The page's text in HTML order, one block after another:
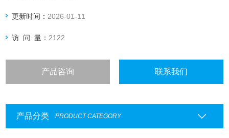
更新时间： 2026-01-11
访 问 量： 2122
产品咨询 联系我们
产品分类 PRODUCT CATEGORY